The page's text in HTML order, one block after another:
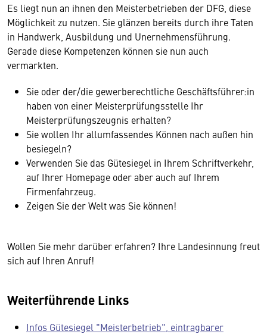
Es liegt nun an ihnen den Meisterbetrieben der DFG, diese
Möglichkeit zu nutzen. Sie glänzen bereits durch ihre Taten
in Handwerk, Ausbildung und Unernehmensführung.
Gerade diese Kompetenzen können sie nun auch
vermarkten.
Sie oder der/die gewerberechtliche Geschäftsführer:in
haben von einer Meisterprüfungsstelle Ihr
Meisterprüfungszeugnis erhalten?
Sie wollen Ihr allumfassendes Können nach außen hin
besiegeln?
Verwenden Sie das Gütesiegel in Ihrem Schriftverkehr,
auf Ihrer Homepage oder aber auch auf Ihrem
Firmenfahrzeug.
Zeigen Sie der Welt was Sie können!
Wollen Sie mehr darüber erfahren? Ihre Landesinnung freut
sich auf Ihren Anruf!
Weiterführende Links
Infos Gütesiegel "Meisterbetrieb", eintragbarer